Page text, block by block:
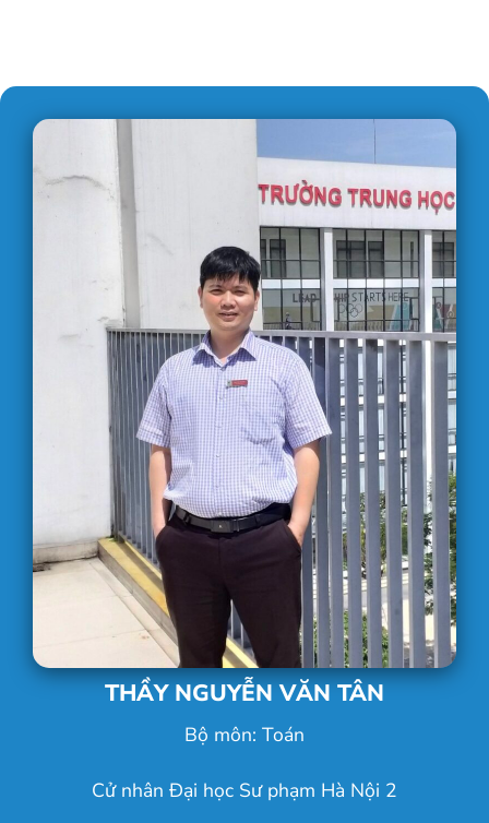
THẦY NGUYỄN VĂN TÂN
Bộ môn: Toán
Cử nhân Đại học Sư phạm Hà Nội 2